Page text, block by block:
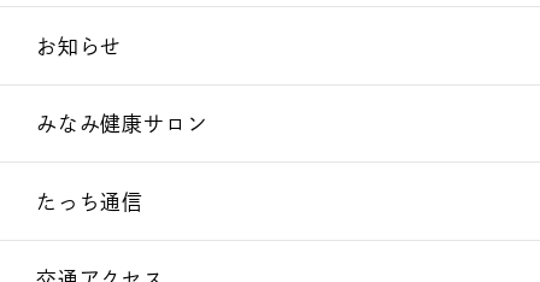
お知らせ
みなみ健康サロン
たっち通信